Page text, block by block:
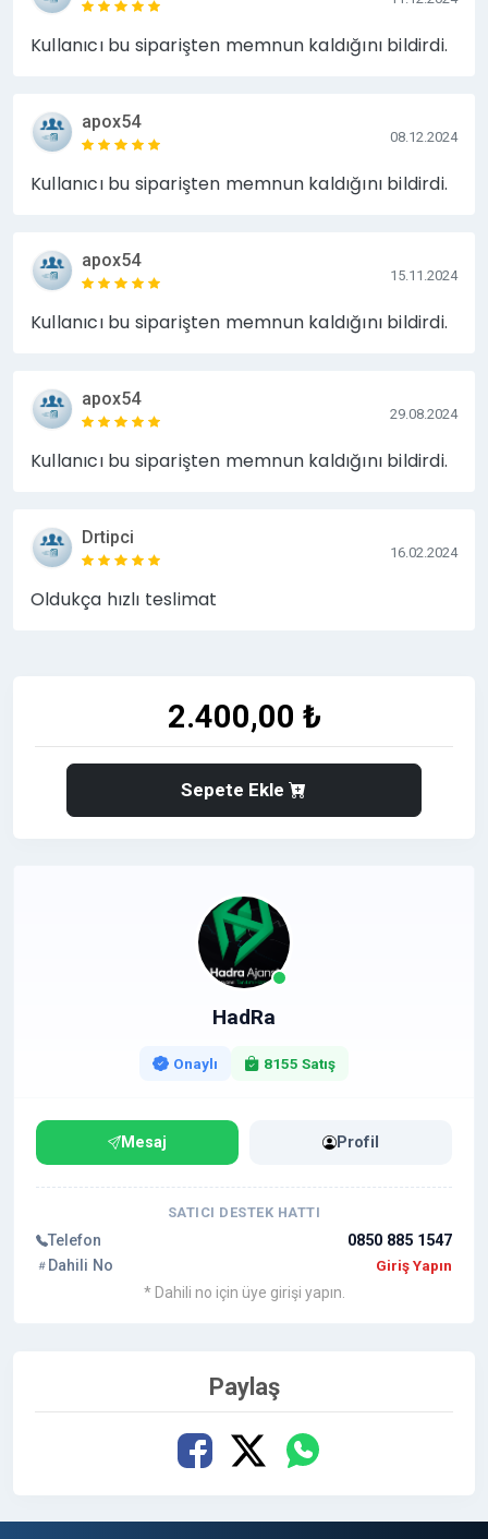
Bahis, Kumar, Esc, XYZ, İllegal Ürün satışı vb. içerikli
Detaylı bilgi almak adına veya sorularınız için bana
tarafınıza dönüş sağlamaktayız.
Sayfam'dan ulaşabilirsiniz.
https://www.hizlibul.com/profil/hadra/satislar/#satis
lar
Kullanıcı bu siparişten memnun kaldığını bildirdi.
apox54
08.12.2024
Kullanıcı bu siparişten memnun kaldığını bildirdi.
apox54
15.11.2024
Kullanıcı bu siparişten memnun kaldığını bildirdi.
apox54
29.08.2024
Kullanıcı bu siparişten memnun kaldığını bildirdi.
Drtipci
16.02.2024
Oldukça hızlı teslimat
2.400,00 ₺
Sepete Ekle
HadRa
Onaylı 8155 Satış
Mesaj Profil
SATICI DESTEK HATTI
Telefon
0850 885 1547
Dahili No
Giriş Yapın
* Dahili no için üye girişi yapın.
Paylaş